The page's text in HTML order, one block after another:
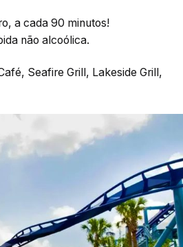
a cada 90 minutos!
não alcoólica.
Seafire Grill, Lakeside Grill,